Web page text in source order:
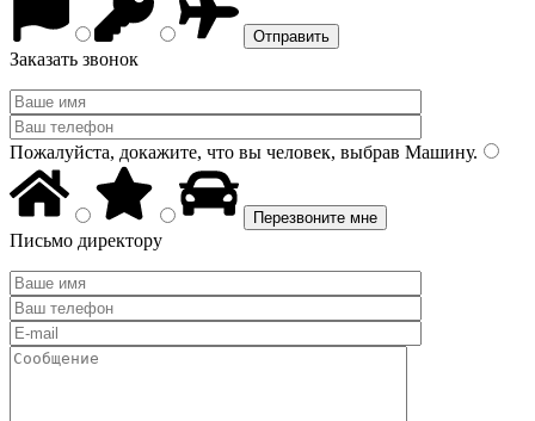
Заказать звонок
Пожалуйста, докажите, что вы человек, выбрав Машину.
Письмо директору